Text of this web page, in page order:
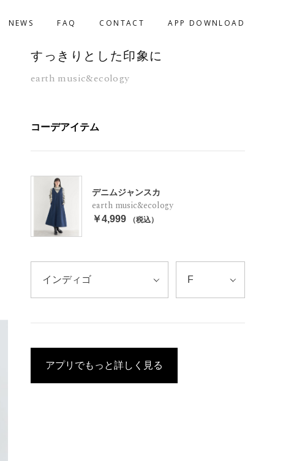
NEWS FAQ CONTACT APP DOWNLOAD
すっきりとした印象に
earth music&ecology
コーデアイテム
デニムジャンスカ
earth music&ecology
￥4,999 （税込）
アプリでもっと詳しく見る